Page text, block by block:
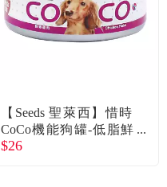
【Seeds 聖萊西】惜時
CoCo機能狗罐-低脂鮮
嫩雞肉80g
$26